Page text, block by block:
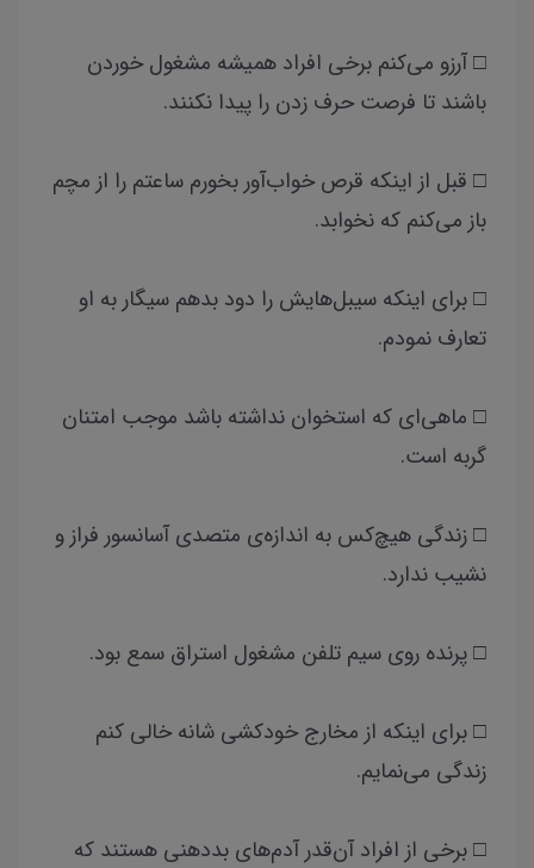
□ آرزو می‌کنم برخی افراد همیشه مشغول خوردن
باشند تا فرصت حرف زدن را پیدا نکنند.
□ قبل از اینکه قرص خواب‌آور بخورم ساعتم را از مچم
باز می‌کنم که نخوابد.
□ برای اینکه سیبل‌هایش را دود بدهم سیگار به او
تعارف نمودم.
□ ماهی‌ای که استخوان نداشته باشد موجب امتنان
گربه است.
□ زندگی هیچ‌کس به اندازه‌ی متصدی آسانسور فراز و
نشیب ندارد.
□ پرنده روی سیم تلفن مشغول استراق سمع بود.
□ برای اینکه از مخارج خودکشی شانه خالی کنم
زندگی می‌نمایم.
□ برخی از افراد آن‌قدر آدم‌های بددهنی هستند که